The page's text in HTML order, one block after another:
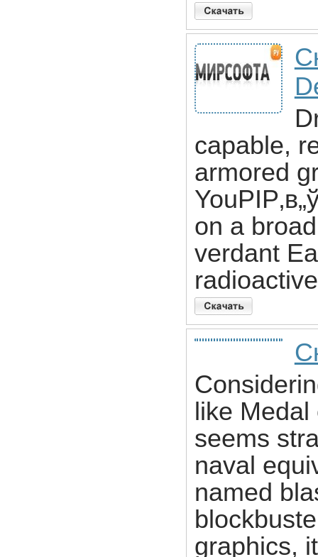
capable,
armored
on a
verdant
like
seems
naval
named
graphics,